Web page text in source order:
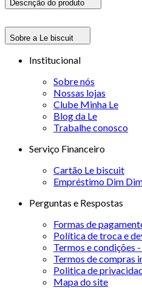
Descrição do produto
Sobre a Le biscuit
Institucional
Sobre nós
Nossas lojas
Clube Minha Le
Blog da Le
Trabalhe conosco
Serviço Financeiro
Cartão Le biscuit
Empréstimo Dim
Perguntas e Respostas
Formas de
Política de troca e
Termos e condições
Termos de compras
Politica de
Mapa do site